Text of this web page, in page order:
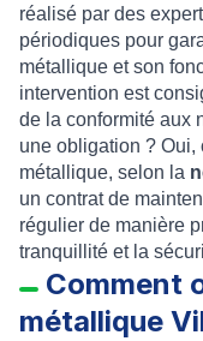
réalisé par des
périodiques pour
métallique et son
intervention est
de la conformité aux
une obligation ? Oui,
métallique, selon la
un contrat de
régulier de manière
tranquillité et la
Comment
métallique